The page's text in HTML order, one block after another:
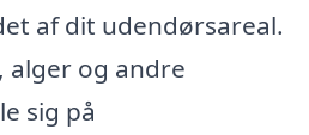
af dit udendørsareal.
alger og andre
sig på